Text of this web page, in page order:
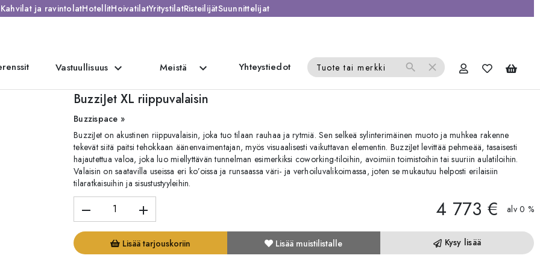
Kahvilat ja ravintolatHotellitHoivatilatYritystilatRisteilijätSuunnittelijat
Vastuullisuus expand_more Meistä expand_more Yhteystiedot Tuote tai merkki search close
BuzziJet XL riippuvalaisin
Buzzispace »
BuzziJet on akustinen riippuvalaisin, joka tuo tilaan rauhaa ja rytmiä. Sen selkeä sylinterimäinen muoto ja muhkea rakenne
tekevät siitä paitsi tehokkaan äänenvaimentajan, myös visuaalisesti vaikuttavan elementin. BuzziJet levittää pehmeää, tasaisesti
hajautettua valoa, joka luo miellyttävän tunnelman esimerkiksi coworking-tiloihin, avoimiin toimistoihin tai suuriin aulatiloihin.
Valaisin on saatavilla useissa eri ko’oissa ja runsaassa väri- ja verhoiluvalikoimassa, joten se mukautuu helposti erilaisiin
tilaratkaisuihin ja sisustustyyleihin.
remove add 4 773 € alv 0 %
Lisää tarjouskoriin Lisää muistilistalle Kysy lisää